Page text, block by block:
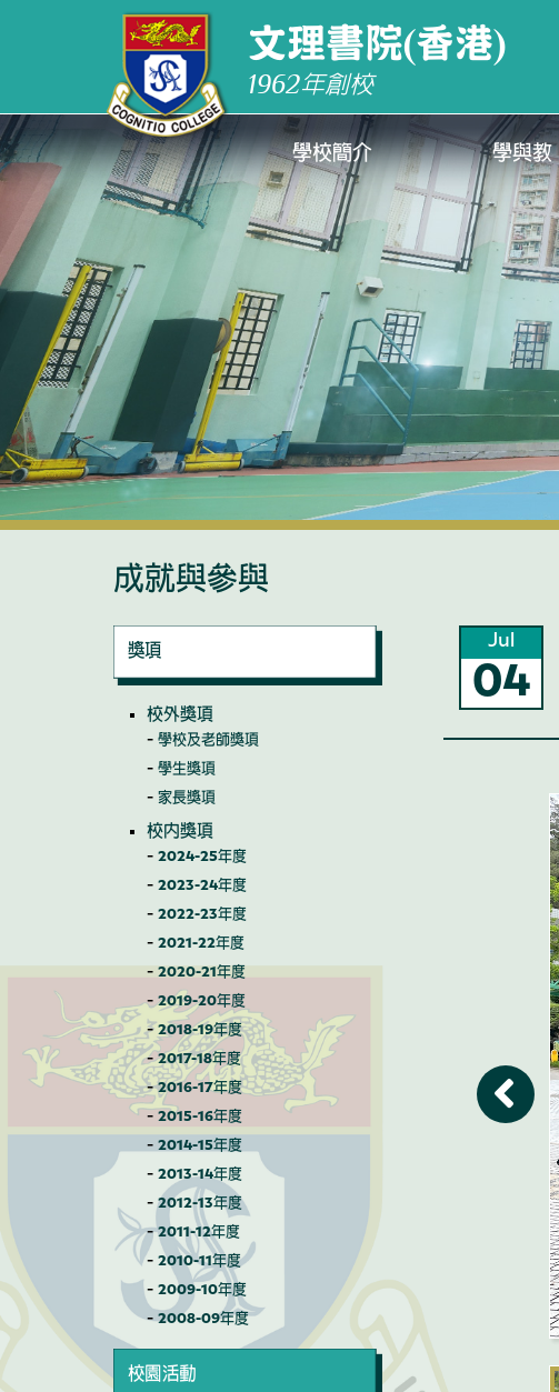
文理書院(香港)
1962年創校
學校簡介 學與教
成就與參與
獎項
校外獎項
學校及老師獎項
學生獎項
家長獎項
校內獎項
2024-25年度
2023-24年度
2022-23年度
2021-22年度
2020-21年度
2019-20年度
2018-19年度
2017-18年度
2016-17年度
2015-16年度
2014-15年度
2013-14年度
2012-13年度
2011-12年度
2010-11年度
2009-10年度
2008-09年度
校園活動
Jul
04